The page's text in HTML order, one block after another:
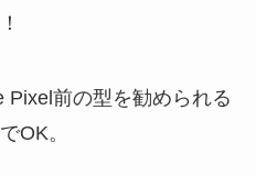
Pixel前の型を勧められる
OK。